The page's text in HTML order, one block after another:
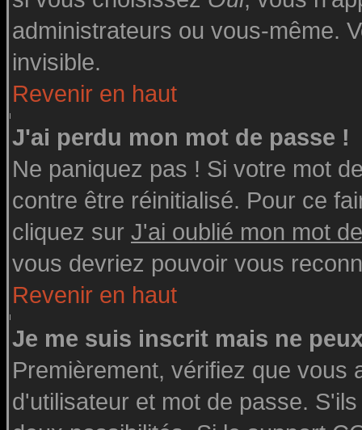
administrateurs ou vous-même.
invisible.
Revenir en haut
J'ai perdu mon mot de passe !
Ne paniquez pas ! Si votre mot
contre être réinitialisé. Pour ce
cliquez sur J'ai oublié mon mot
vous devriez pouvoir vous
Revenir en haut
Je me suis inscrit mais ne
Premièrement, vérifiez que
d'utilisateur et mot de passe.